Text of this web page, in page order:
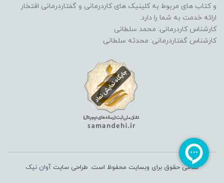
و کتاب های مربوط به کلینیک های کاردرمانی و گفتاردرمانی افتخار
ارائه خدمت به شما را دارد.
کارشناس کاردرمانی: محمد سلطانی
کارشناس گفتاردرمانی: محدثه سلطانی
تمامی حقوق برای وبسایت محفوظ است. طراحی سایت آوان نیک